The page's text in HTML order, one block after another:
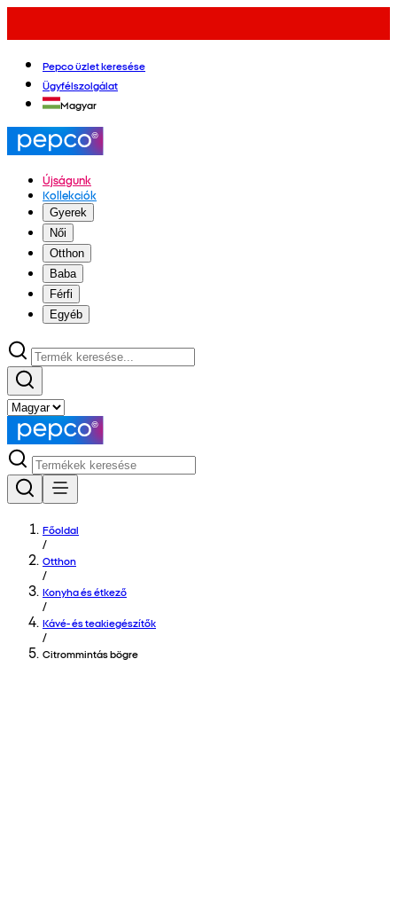
Pepco üzlet keresése
Ügyfélszolgálat
Magyar
Újságunk
Kollekciók
Gyerek
Női
Otthon
Baba
Férfi
Egyéb
Főoldal
/
Otthon
/
Konyha és étkező
/
Kávé- és teakiegészítők
/
Citrommintás bögre